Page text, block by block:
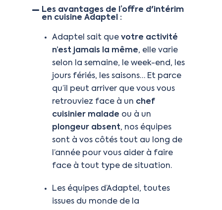
Les avantages de l’offre d'intérim
en cuisine Adaptel :
Adaptel sait que votre activité
n’est jamais la même, elle varie
selon la semaine, le week-end, les
jours fériés, les saisons… Et parce
qu’il peut arriver que vous vous
retrouviez face à un chef
cuisinier malade ou à un
plongeur absent, nos équipes
sont à vos côtés tout au long de
l’année pour vous aider à faire
face à tout type de situation.
Les équipes d’Adaptel, toutes
issues du monde de la